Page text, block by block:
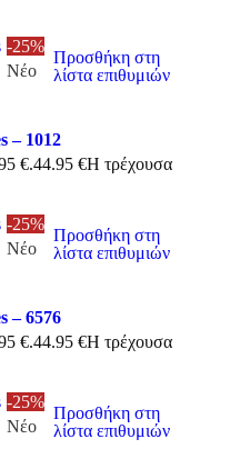
-25%
Νέο
Προσθήκη στη
λίστα επιθυμιών
– 1012
€.44.95 €Η τρέχουσα
-25%
Νέο
Προσθήκη στη
λίστα επιθυμιών
– 6576
€.44.95 €Η τρέχουσα
-25%
Νέο
Προσθήκη στη
λίστα επιθυμιών